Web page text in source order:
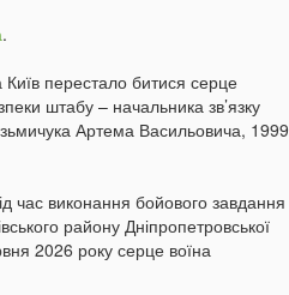
.
Київ перестало битися серце
штабу – начальника зв’язку
Артема Васильовича, 1999
час виконання бойового завдання
району Дніпропетровської
2026 року серце воїна